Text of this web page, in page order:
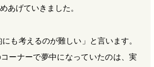
あげていきました。
も考えるのが難しい」と言います。
ーナーで夢中になっていたのは、実